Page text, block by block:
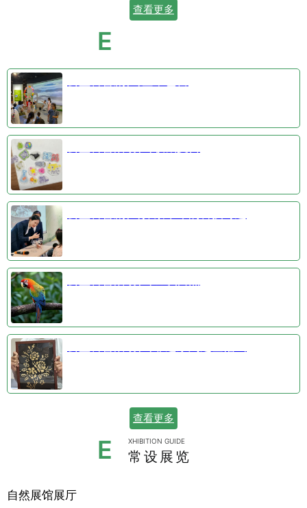
查看更多
E
查看更多
E XHIBITION GUIDE
常设展览
自然展馆展厅